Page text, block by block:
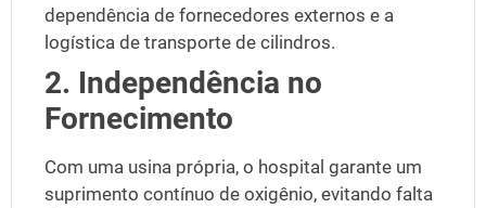
dependência de fornecedores externos e a
logística de transporte de cilindros.
2. Independência no
Fornecimento
Com uma usina própria, o hospital garante um
suprimento contínuo de oxigênio, evitando falta